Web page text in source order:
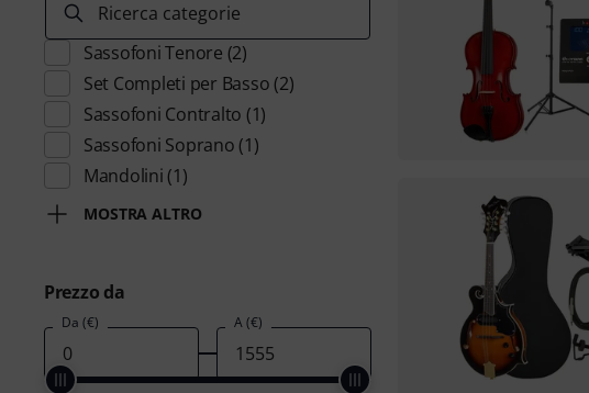
Ricerca categorie
Sassofoni Tenore (2)
Set Completi per Basso (2)
Sassofoni Contralto (1)
Sassofoni Soprano (1)
Mandolini (1)
MOSTRA ALTRO
Prezzo da
Da (€) A (€)